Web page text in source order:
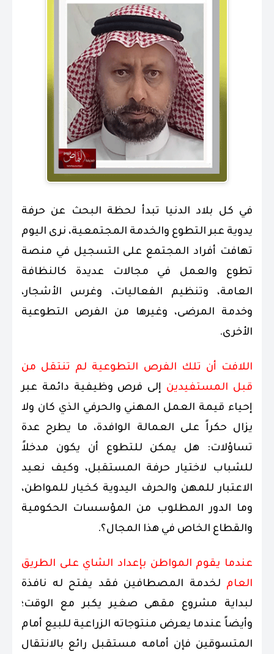
في كل بلاد الدنيا تبدأ لحظة البحث عن حرفة
يدوية عبر التطوع والخدمة المجتمعية، نرى اليوم
تهافت أفراد المجتمع على التسجيل في منصة
تطوع والعمل في مجالات عديدة كالنظافة
العامة، وتنظيم الفعاليات، وغرس الأشجار،
وخدمة المرضى، وغيرها من الفرص التطوعية
الأخرى.
اللافت أن تلك الفرص التطوعية لم تنتقل من
قبل المستفيدين إلى فرص وظيفية دائمة عبر
إحياء قيمة العمل المهني والحرفي الذي كان ولا
يزال حكراً على العمالة الوافدة، ما يطرح عدة
تساؤلات: هل يمكن للتطوع أن يكون مدخلاً
للشباب لاختيار حرفة المستقبل، وكيف نعيد
الاعتبار للمهن والحرف اليدوية كخيار للمواطن،
وما الدور المطلوب من المؤسسات الحكومية
والقطاع الخاص في هذا المجال؟.
عندما يقوم المواطن بإعداد الشاي على الطريق
العام لخدمة المصطافين فقد يفتح له نافذة
لبداية مشروع مقهى صغير يكبر مع الوقت؛
وأيضاً عندما يعرض منتوجاته الزراعية للبيع أمام
المتسوقين فإن أمامه مستقبل رائع بالانتقال